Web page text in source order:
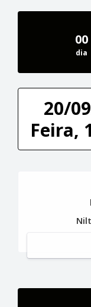
00
dia
20/
Feira,